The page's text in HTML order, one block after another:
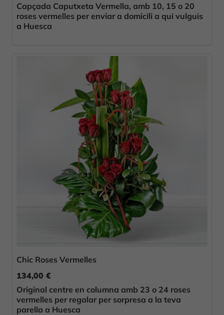
Capçada Caputxeta Vermella, amb 10, 15 o 20
roses vermelles per enviar a domicili a qui vulguis
a Huesca
Chic Roses Vermelles
134,00 €
Original centre en columna amb 23 o 24 roses
vermelles per regalar per sorpresa a la teva
parella a Huesca